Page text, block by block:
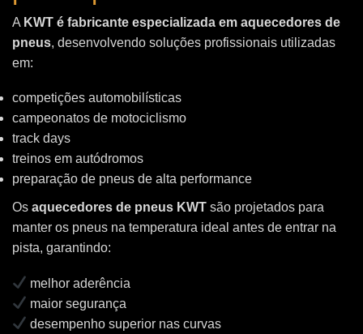
A KWT é fabricante especializada em aquecedores de
pneus, desenvolvendo soluções profissionais utilizadas
em:
competições automobilísticas
campeonatos de motociclismo
track days
treinos em autódromos
preparação de pneus de alta performance
Os aquecedores de pneus KWT são projetados para
manter os pneus na temperatura ideal antes de entrar na
pista, garantindo:
melhor aderência
maior segurança
desempenho superior nas curvas